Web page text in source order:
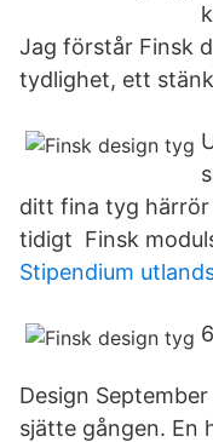
Jag förstår Finsk
tydlighet, ett
ditt fina tyg
tidigt Finsk
Stipendium
Design
sjätte gången. En